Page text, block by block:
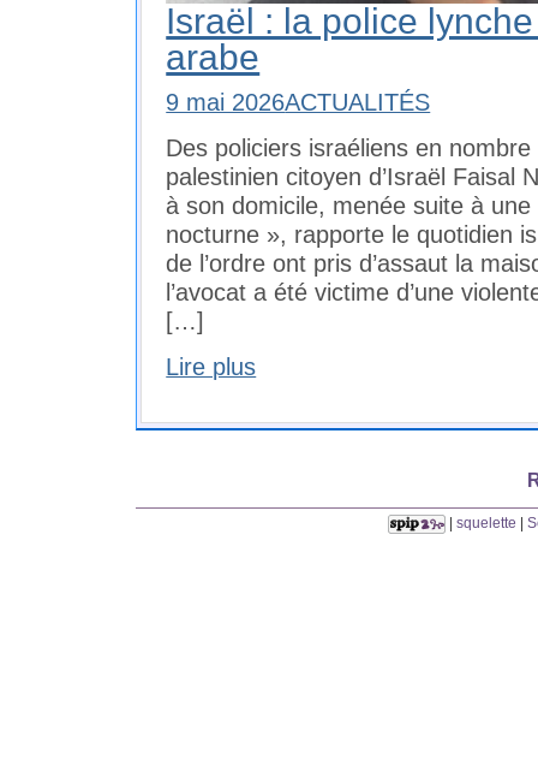
Israël : la police
arabe
9 mai 2026ACTUALITÉS
Des policiers israéliens en
palestinien citoyen d’Israël Faisal
à son domicile, menée suite à
nocturne », rapporte le quotidien
de l’ordre ont pris d’assaut la
l’avocat a été victime d’une
[…]
Lire plus
| squelette |